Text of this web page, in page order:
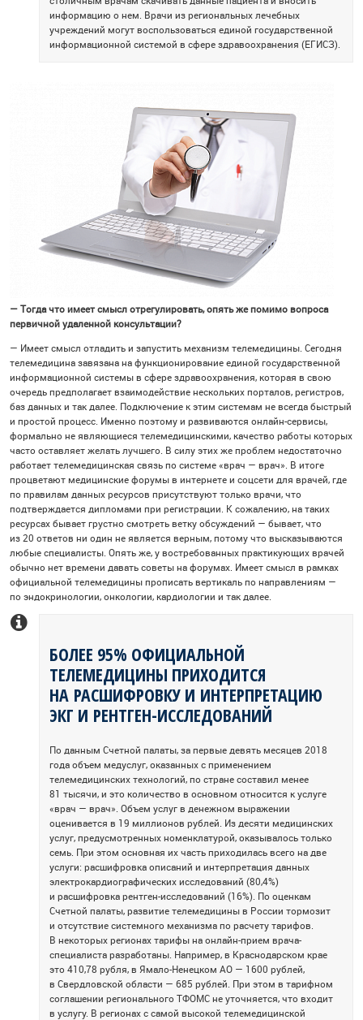
информацию о нем. Врачи из региональных лечебных
учреждений могут воспользоваться единой государственной
информационной системой в сфере здравоохранения (ЕГИСЗ).
— Тогда что имеет смысл отрегулировать, опять же помимо вопроса
первичной удаленной консультации?
— Имеет смысл отладить и запустить механизм телемедицины. Сегодня
телемедицина завязана на функционирование единой государственной
информационной системы в сфере здравоохранения, которая в свою
очередь предполагает взаимодействие нескольких порталов, регистров,
баз данных и так далее. Подключение к этим системам не всегда быстрый
и простой процесс. Именно поэтому и развиваются онлайн-сервисы,
формально не являющиеся телемедицинскими, качество работы которых
часто оставляет желать лучшего. В силу этих же проблем недостаточно
работает телемедицинская связь по системе «врач — врач». В итоге
процветают медицинские форумы в интернете и соцсети для врачей, где
по правилам данных ресурсов присутствуют только врачи, что
подтверждается дипломами при регистрации. К сожалению, на таких
ресурсах бывает грустно смотреть ветку обсуждений — бывает, что
из 20 ответов ни один не является верным, потому что высказываются
любые специалисты. Опять же, у востребованных практикующих врачей
обычно нет времени давать советы на форумах. Имеет смысл в рамках
официальной телемедицины прописать вертикаль по направлениям —
по эндокринологии, онкологии, кардиологии и так далее.
БОЛЕЕ 95% ОФИЦИАЛЬНОЙ
ТЕЛЕМЕДИЦИНЫ ПРИХОДИТСЯ
НА РАСШИФРОВКУ И ИНТЕРПРЕТАЦИЮ
ЭКГ И РЕНТГЕН-ИССЛЕДОВАНИЙ
По данным Счетной палаты, за первые девять месяцев 2018
года объем медуслуг, оказанных с применением
телемедицинских технологий, по стране составил менее
81 тысячи, и это количество в основном относится к услуге
«врач — врач». Объем услуг в денежном выражении
оценивается в 19 миллионов рублей. Из десяти медицинских
услуг, предусмотренных номенклатурой, оказывалось только
семь. При этом основная их часть приходилась всего на две
услуги: расшифровка описаний и интерпретация данных
электрокардиографических исследований (80,4%)
и расшифровка рентген-исследований (16%). По оценкам
Счетной палаты, развитие телемедицины в России тормозит
и отсутствие системного механизма по расчету тарифов.
В некоторых регионах тарифы на онлайн-прием врача-
специалиста разработаны. Например, в Краснодарском крае
это 410,78 рубля, в Ямало-Ненецком АО — 1600 рублей,
в Свердловской области — 685 рублей. При этом в тарифном
соглашении регионального ТФОМС не уточняется, что входит
в услугу. В регионах с самой высокой телемедицинской